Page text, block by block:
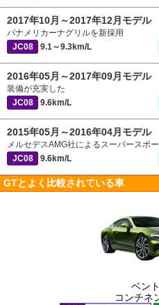
2017年10月～2017年12月モデル
パナメリカーナグリルを新採用
JC08
9.1～9.3km/L
2016年05月～2017年09月モデル
装備が充実した
JC08
9.6km/L
2015年05月～2016年04月モデル
メルセデスAMG社によるスーパースポ
JC08
9.6km/L
GTとよく比較されている車
ベン
コンチネ